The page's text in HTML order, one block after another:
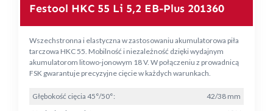
Festool HKC 55 Li 5,2 EB-Plus 201360
Wszechstronna i elastyczna w zastosowaniu akumulatorowa piła
tarczowa HKC 55. Mobilność i niezależność dzięki wydajnym
akumulatorom litowo-jonowym 18 V. W połączeniu z prowadnicą
FSK gwarantuje precyzyjne cięcie w każdych warunkach.
Głębokość cięcia 45°/50°:
42/38 mm